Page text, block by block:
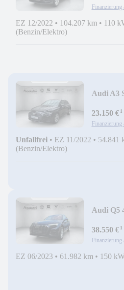
Finanzierung
EZ 12/2022 • 104.207 km • 110
(Benzin/Elektro)
Audi A3
23.150 €¹
Finanzierung
Unfallfrei • EZ 11/2022 • 54.841
(Benzin/Elektro)
Audi Q5
38.550 €¹
Finanzierung
EZ 06/2023 • 61.982 km • 150